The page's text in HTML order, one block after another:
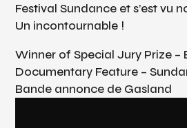
Festival Sundance et s’est vu
Un incontournable !
Winner of Special Jury Prize –
Documentary Feature –
Bande annonce de Gasland